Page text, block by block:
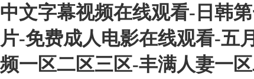
中文字幕视频在线观看-日韩
片-免费成人电影在线观看-五
频一区二区三区-丰满人妻一